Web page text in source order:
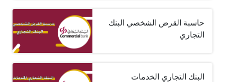
حاسبة القرض الشخصي البنك
التجاري
البنك التجاري الخدمات